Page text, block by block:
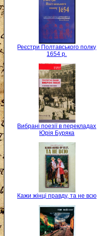
Реєстри Полтавського полку
1654 р.
Вибрані поезії в перекладах
Юрія Буряка
Кажи жінці правду, та не всю